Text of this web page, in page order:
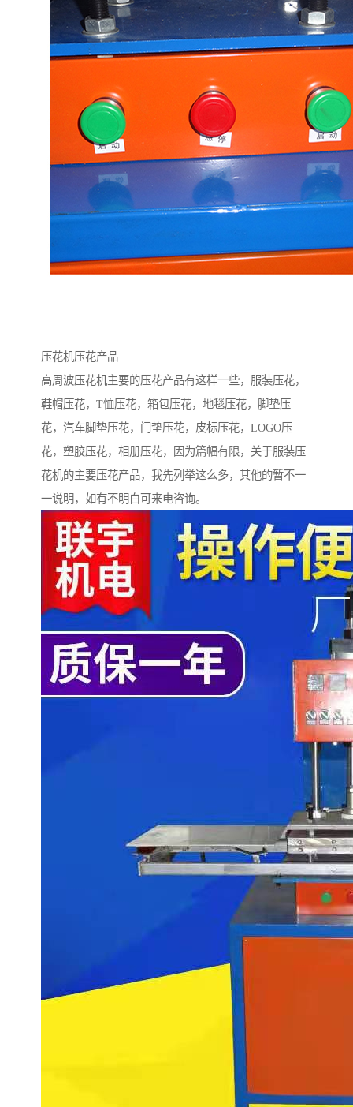
压花机压花产品
高周波压花机主要的压花产品有这样一些，服装压花，
鞋帽压花，T恤压花，箱包压花，地毯压花，脚垫压
花，汽车脚垫压花，门垫压花，皮标压花，LOGO压
花，塑胶压花，相册压花，因为篇幅有限，关于服装压
花机的主要压花产品，我先列举这么多，其他的暂不一
一说明，如有不明白可来电咨询。